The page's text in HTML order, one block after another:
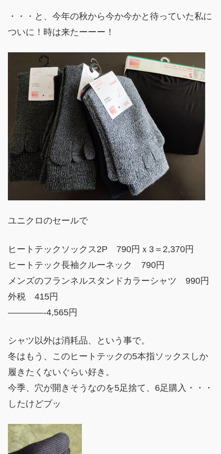
・・・と、今年の秋から今か今かと待っていた私に
ついに！時は来たーーー！
ユニクロのセールで
ヒートテックソックス2P 790円ｘ3＝2,370円
ヒートテック長袖クルーネック 790円
メンズのフランネルスタンドカラーシャツ 990円
外税 415円
————-4,565円
シャツ以外は消耗品、という事で。
冬はもう、このヒートテックの5本指ソックスしか
履きたくないぐらい好き。
今季、穴が開きそうなのを5足捨て、6足購入・・・
したけどブッ